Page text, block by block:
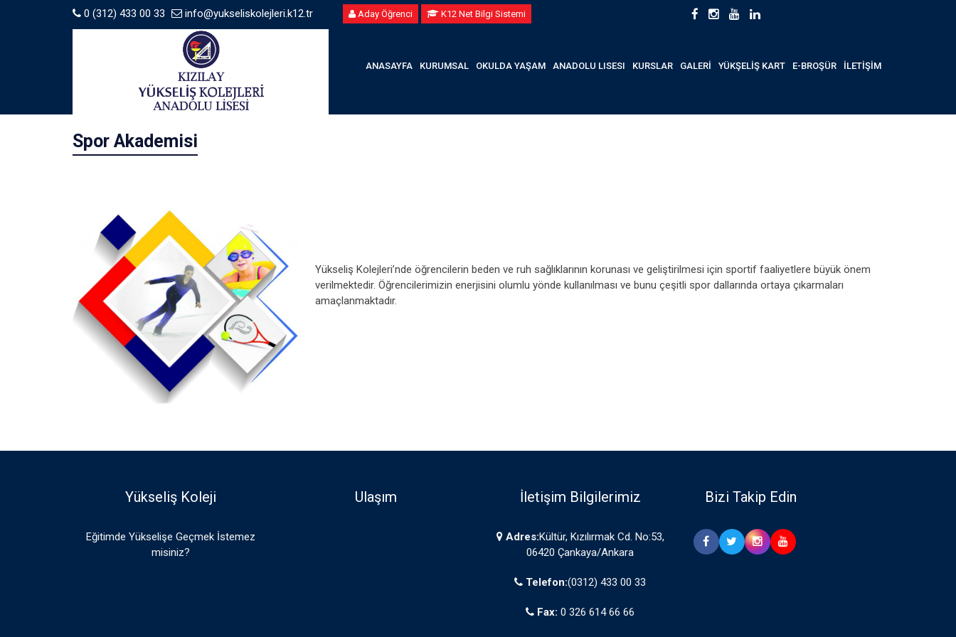
0 (312) 433 00 33 info@yukseliskolejleri.k12.tr Aday Öğrenci K12 Net Bilgi Sistemi
ANASAYFA KURUMSAL OKULDA YAŞAM ANADOLU LISESI KURSLAR GALERİ YÜKŞELİŞ KART E-BROŞÜR İLETİŞİM
Spor Akademisi
Yükseliş Kolejleri’nde öğrencilerin beden ve ruh sağlıklarının korunası ve geliştirilmesi için sportif faaliyetlere büyük önem
verilmektedir. Öğrencilerimizin enerjisini olumlu yönde kullanılması ve bunu çeşitli spor dallarında ortaya çıkarmaları
amaçlanmaktadır.
Yükseliş Koleji
Eğitimde Yükselişe Geçmek İstemez
misiniz?
Ulaşım İletişim Bilgilerimiz
Adres:Kültür, Kızılırmak Cd. No:53,
06420 Çankaya/Ankara
Telefon:(0312) 433 00 33
Fax: 0 326 614 66 66
Bizi Takip Edin